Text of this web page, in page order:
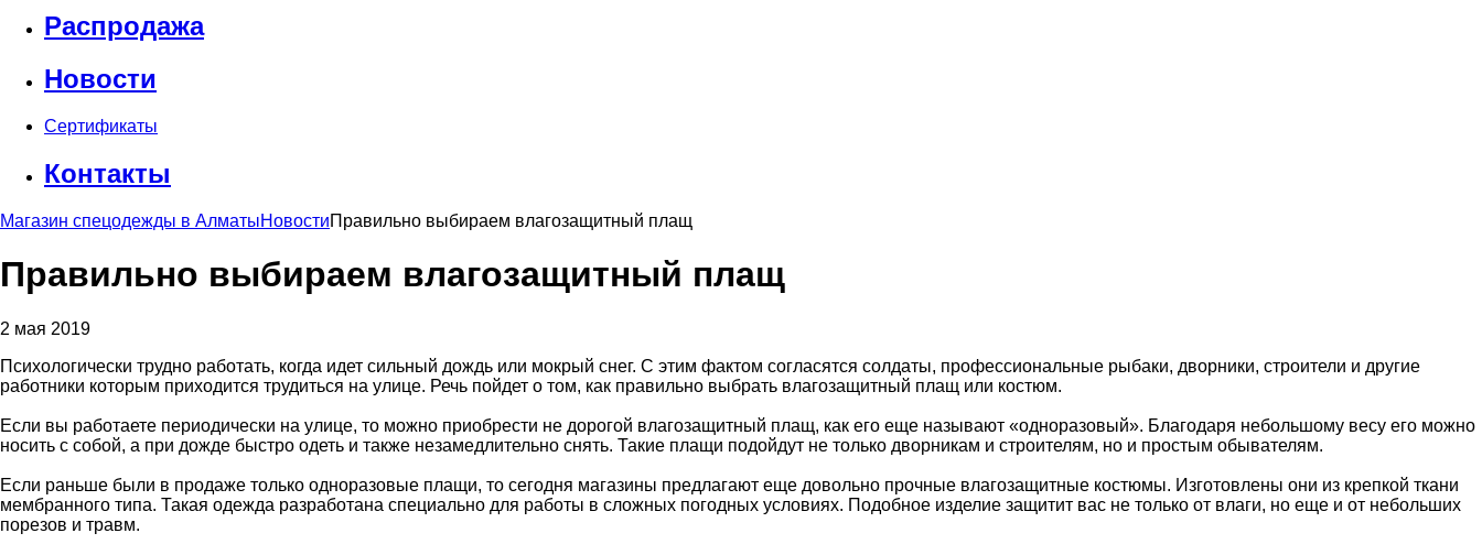
Распродажа
Новости
Сертификаты
Контакты
Магазин спецодежды в АлматыНовостиПравильно выбираем влагозащитный плащ
Правильно выбираем влагозащитный плащ
2 мая 2019
Психологически трудно работать, когда идет сильный дождь или мокрый снег. С этим фактом согласятся солдаты, профессиональные рыбаки, дворники, строители и другие
работники которым приходится трудиться на улице. Речь пойдет о том, как правильно выбрать влагозащитный плащ или костюм.
Если вы работаете периодически на улице, то можно приобрести не дорогой влагозащитный плащ, как его еще называют «одноразовый». Благодаря небольшому весу его можно
носить с собой, а при дожде быстро одеть и также незамедлительно снять. Такие плащи подойдут не только дворникам и строителям, но и простым обывателям.
Если раньше были в продаже только одноразовые плащи, то сегодня магазины предлагают еще довольно прочные влагозащитные костюмы. Изготовлены они из крепкой ткани
мембранного типа. Такая одежда разработана специально для работы в сложных погодных условиях. Подобное изделие защитит вас не только от влаги, но еще и от небольших
порезов и травм.